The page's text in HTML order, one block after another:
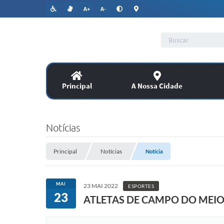
A+ A-
Principal A Nossa Cidade
Assitência Social
PUBLICAÇÕES OFICIAIS
Legislação
Notícias
Principal Notícias Notícia
MAI
23
23 MAI 2022 ESPORTES
ATLETAS DE CAMPO DO